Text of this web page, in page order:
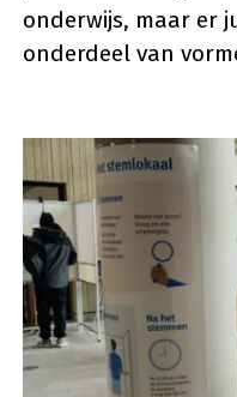
onderwijs, maar er
onderdeel van